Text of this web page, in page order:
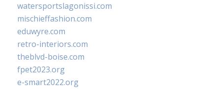
watersportslagonissi.com
mischieffashion.com
eduwyre.com
retro-interiors.com
theblvd-boise.com
fpet2023.org
e-smart2022.org